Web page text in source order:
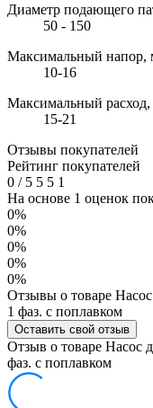
Диаметр подающего
50 - 150
Максимальный напор,
10-16
Максимальный расход,
15-21
Отзывы покупателей
Рейтинг покупателей
0 /5 5 5 1
На основе 1 оценок
0%
0%
0%
0%
0%
Отзывы о товаре
1 фаз. с поплавком
Оставить свой отзыв
Отзыв о товаре Насос
фаз. с поплавком